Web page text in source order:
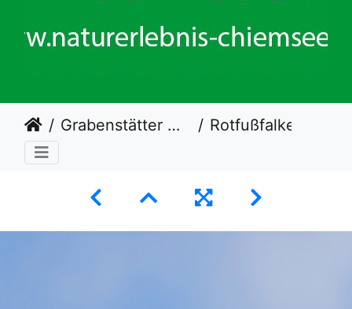
Grabenstätter Moos Rotfußfalke - Männchen im Prachtkleid